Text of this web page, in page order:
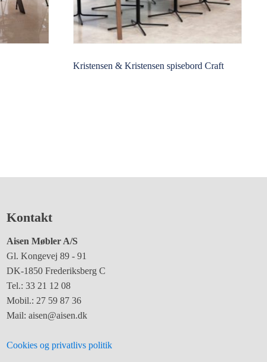
Kristensen & Kristensen spisebord Craft
Kontakt
Aisen Møbler A/S
Gl. Kongevej 89 - 91
DK-1850 Frederiksberg C
Tel.: 33 21 12 08
Mobil.: 27 59 87 36
Mail: aisen@aisen.dk
Cookies og privatlivs politik